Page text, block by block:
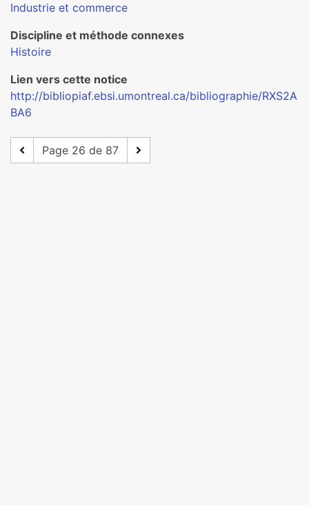
Industrie et commerce
Discipline et méthode connexes
Histoire
Lien vers cette notice
http://bibliopiaf.ebsi.umontreal.ca/bibliographie/RXS2A
BA6
Page 26 de 87